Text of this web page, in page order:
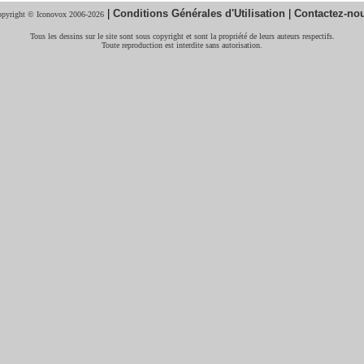
© Iconovox 2006-2026 | Conditions Générales d'Utilisation | Contactez-
Tous les dessins sur le site sont sous copyright et sont la propriété de leurs auteurs respectifs.
Toute reproduction est interdite sans autorisation.